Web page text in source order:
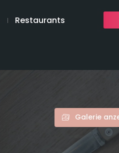
Restaurants
Galerie